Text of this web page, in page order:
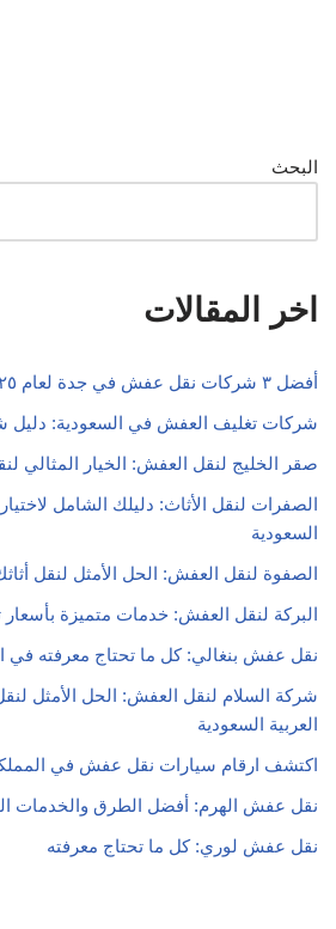
البحث
اخر المقالات
أفضل ٣ شركات نقل عفش في جدة لعام ٢٠٢٥ م
شركات تغليف العفش في السعودية: دليل
صقر الخليج لنقل العفش: الخيار المثالي
الصفرات لنقل الأثاث: دليلك الشامل
السعودية
الصفوة لنقل العفش: الحل الأمثل لنقل
البركة لنقل العفش: خدمات متميزة بأسعار
نقل عفش بنغالي: كل ما تحتاج معرفته في
شركة السلام لنقل العفش: الحل الأمثل
العربية السعودية
اكتشف ارقام سيارات نقل عفش في المملكة
نقل عفش الهرم: أفضل الطرق والخدمات
نقل عفش لوري: كل ما تحتاج معرفته